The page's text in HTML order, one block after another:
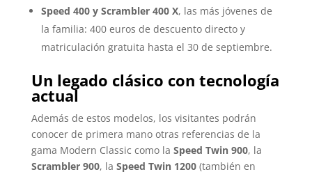
Speed 400 y Scrambler 400 X, las más jóvenes de
la familia: 400 euros de descuento directo y
matriculación gratuita hasta el 30 de septiembre.
Un legado clásico con tecnología
actual
Además de estos modelos, los visitantes podrán
conocer de primera mano otras referencias de la
gama Modern Classic como la Speed Twin 900, la
Scrambler 900, la Speed Twin 1200(también en